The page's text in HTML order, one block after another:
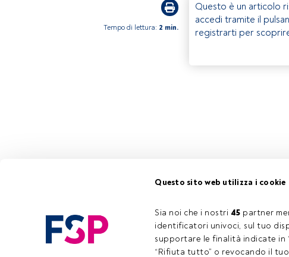
Questo sito web utilizza i cookie
Sia noi che i nostri 45 partner
identificatori univoci, sul tuo
supportare le finalità indicate in
“Rifiuta tutto” o revocando il
Tempo di lettura: 2 min.
Questo è un articolo
accedi tramite il
registrarti per